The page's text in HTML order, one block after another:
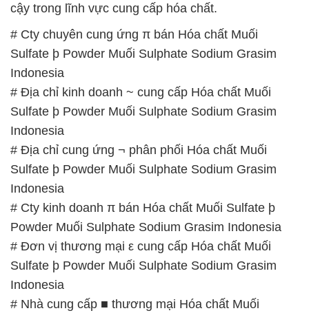
cậy trong lĩnh vực cung cấp hóa chất.
# Cty chuyên cung ứng π bán Hóa chất Muối
Sulfate þ Powder Muối Sulphate Sodium Grasim
Indonesia
# Địa chỉ kinh doanh ~ cung cấp Hóa chất Muối
Sulfate þ Powder Muối Sulphate Sodium Grasim
Indonesia
# Địa chỉ cung ứng ¬ phân phối Hóa chất Muối
Sulfate þ Powder Muối Sulphate Sodium Grasim
Indonesia
# Cty kinh doanh π bán Hóa chất Muối Sulfate þ
Powder Muối Sulphate Sodium Grasim Indonesia
# Đơn vị thương mại ε cung cấp Hóa chất Muối
Sulfate þ Powder Muối Sulphate Sodium Grasim
Indonesia
# Nhà cung cấp ■ thương mại Hóa chất Muối